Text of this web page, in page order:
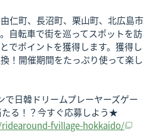
仁町、長沼町、栗山町、北広島市
自転車で街を巡ってスポットを訪
でポイントを獲得します。獲得し
！開催期間をたっぷり使って楽し
日韓ドリームプレーヤーズゲー
たる！？今すぐ応募しよう★
fvillage-hokkaido/